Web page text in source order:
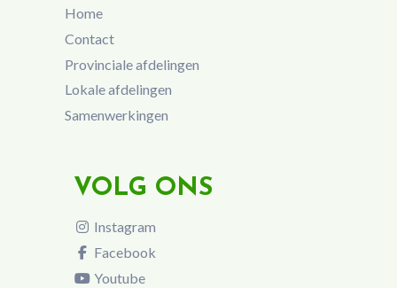
Home
Contact
Provinciale afdelingen
Lokale afdelingen
Samenwerkingen
VOLG ONS
Instagram
Facebook
Youtube